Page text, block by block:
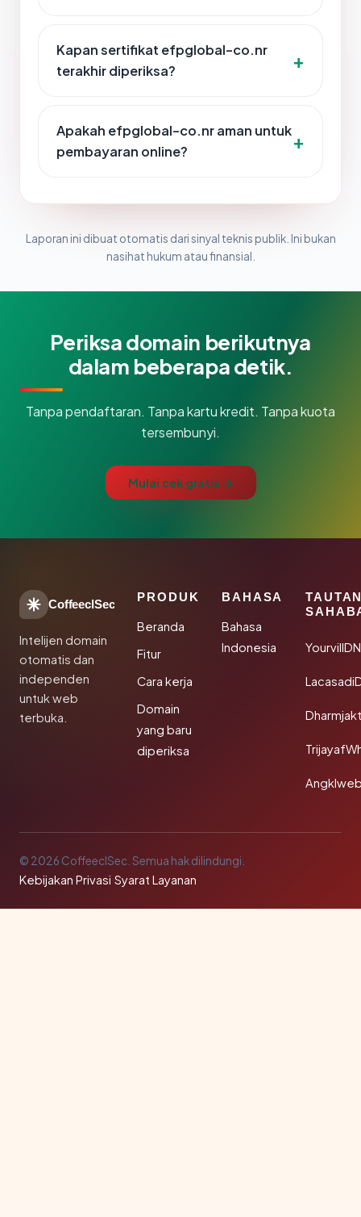
Kapan sertifikat efpglobal-co.nr
terakhir diperiksa?
Apakah efpglobal-co.nr aman untuk
pembayaran online?
Laporan ini dibuat otomatis dari sinyal teknis publik. Ini bukan
nasihat hukum atau finansial.
Periksa domain berikutnya
dalam beberapa detik.
Tanpa pendaftaran. Tanpa kartu kredit. Tanpa kuota
tersembunyi.
Mulai cek gratis →
CoffeeclSec
Intelijen domain
otomatis dan
independen
untuk web
terbuka.
PRODUK
Beranda
Fitur
Cara kerja
Domain
yang baru
diperiksa
BAHASA
Bahasa
Indonesia
© 2026 CoffeeclSec. Semua hak dilindungi.
Kebijakan Privasi·Syarat Layanan